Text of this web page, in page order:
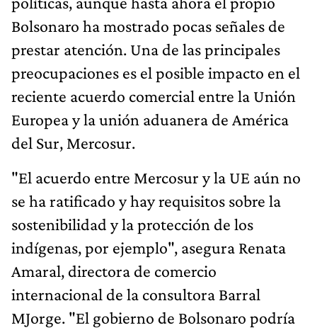
Bolsonaro ha mostrado pocas señales de
prestar atención. Una de las principales
preocupaciones es el posible impacto en el
reciente acuerdo comercial entre la Unión
Europea y la unión aduanera de América
del Sur, Mercosur.
"El acuerdo entre Mercosur y la UE aún no
se ha ratificado y hay requisitos sobre la
sostenibilidad y la protección de los
indígenas, por ejemplo", asegura Renata
Amaral, directora de comercio
internacional de la consultora Barral
MJorge. "El gobierno de Bolsonaro podría